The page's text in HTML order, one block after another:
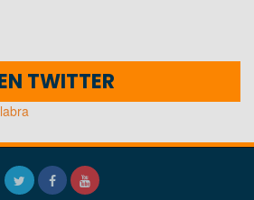
TWITTER